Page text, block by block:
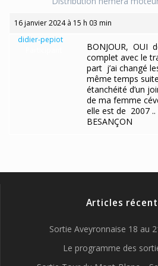
16 janvier 2024 à 15 h 03 min
didier-pepiot
BONJOUR, OUI
complet avec le
part j’ai changé
même temps
étanchéité d’un
de ma femme
elle est de 2007
BESANÇON
Articles
Sortie Aveyronnaise 18 au
Le programme des